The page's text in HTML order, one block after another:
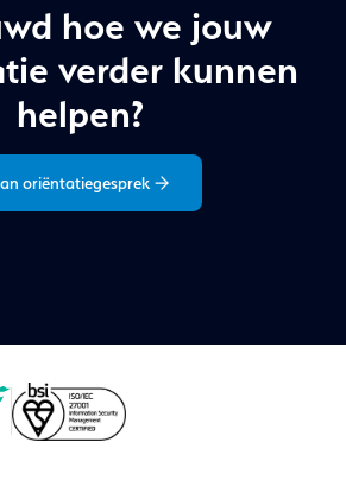
hoe we jouw
verder kunnen
helpen?
oriëntatiegesprek